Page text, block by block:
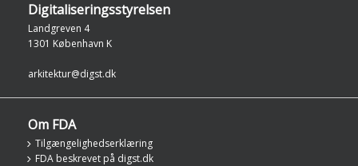
Digitaliseringsstyrelsen
Landgreven 4
1301 København K
arkitektur@digst.dk
Om FDA
Tilgængelighedserklæring
FDA beskrevet på digst.dk